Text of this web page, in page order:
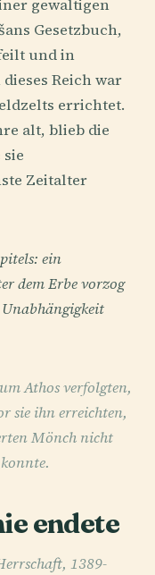
gewaltigen
Gesetzbuch,
und in
Reich war
errichtet.
alt, blieb die
Zeitalter
ein
dem Erbe vorzog
Athos verfolgten,
sie ihn erreichten,
Mönch nicht
endete
1389-